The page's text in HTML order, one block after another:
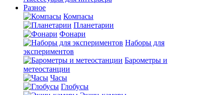
Разное
Компасы
Планетарии
Фонари
Наборы для
экспериментов
Барометры и
метеостанции
Часы
Глобусы